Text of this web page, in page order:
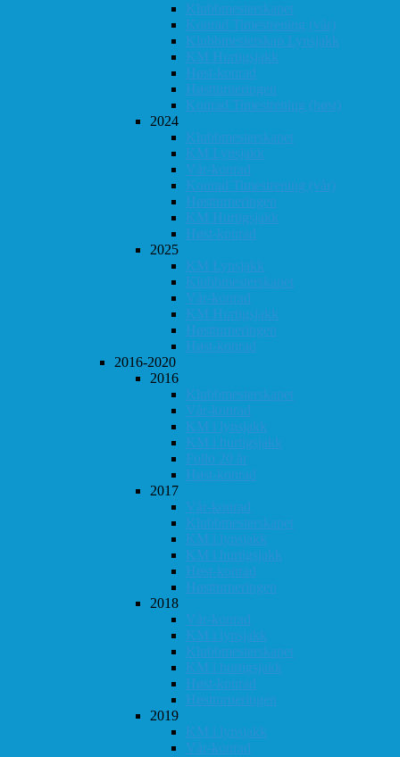
Klubbmesterskapet
Konrad Timestrening (vår)
Klubbmesterskap Lynsjakk
KM Hurtigsjakk
Høst-konrad
Høstturneringen
Konrad Timestrening (høst)
2024
Klubbmesterskapet
KM Lynsjakk
Vår-konrad
Konrad Timestrening (vår)
Høstturneringen
KM Hurtigsjakk
Høst-konrad
2025
KM Lynsjakk
Klubbmesterskapet
Vår-konrad
KM Hurtigsjakk
Høstturneringen
Høst-konrad
2016-2020
2016
Klubbmesterskapet
Vår-konrad
KM i lynsjakk
KM i hurtigsjakk
Follo 20 år
Høst-konrad
2017
Vår-konrad
Klubbmesterskapet
KM i lynsjakk
KM i hurtigsjakk
Høst-konrad
Høstturneringen
2018
Vår-konrad
KM i lynsjakk
Klubbmesterskapet
KM i hurtigsjakk
Høst-konrad
Høstturneringen
2019
KM i lynsjakk
Vår-konrad